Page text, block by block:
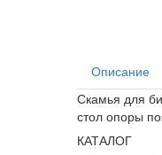
Описание
Скамья для
стол опоры
КАТАЛОГ